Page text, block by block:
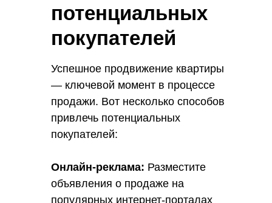
потенциальных
покупателей
Успешное продвижение квартиры
— ключевой момент в процессе
продажи. Вот несколько способов
привлечь потенциальных
покупателей:
Онлайн-реклама: Разместите
объявления о продаже на
популярных интернет-порталах